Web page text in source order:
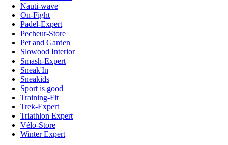
Nauti-wave
On-Fight
Padel-Expert
Pecheur-Store
Pet and Garden
Slowood Interior
Smash-Expert
Sneak'In
Sneakids
Sport is good
Training-Fit
Trek-Expert
Triathlon Expert
Vélo-Store
Winter Expert